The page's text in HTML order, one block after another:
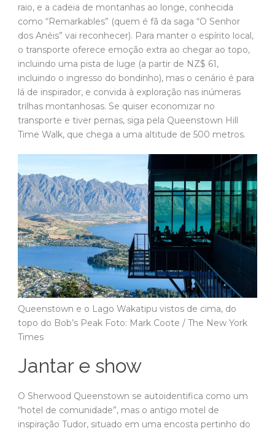
raio, e a cadeia de montanhas ao longe, conhecida
como “Remarkables” (quem é fã da saga “O Senhor
dos Anéis” vai reconhecer). Para manter o espírito local,
o transporte oferece emoção extra ao chegar ao topo,
incluindo uma pista de luge (a partir de NZ$ 61,
incluindo o ingresso do bondinho), mas o cenário é para
lá de inspirador, e convida à exploração nas inúmeras
trilhas montanhosas. Se quiser economizar no
transporte e tiver pernas, siga pela Queenstown Hill
Time Walk, que chega a uma altitude de 500 metros.
Queenstown e o Lago Wakatipu vistos de cima, do
topo do Bob’s Peak Foto: Mark Coote / The New York
Times
Jantar e show
O Sherwood Queenstown se autoidentifica como um
“hotel de comunidade”, mas o antigo motel de
inspiração Tudor, situado em uma encosta pertinho do